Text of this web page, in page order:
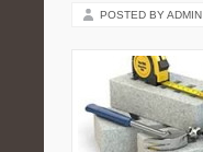
POSTED BY ADMIN